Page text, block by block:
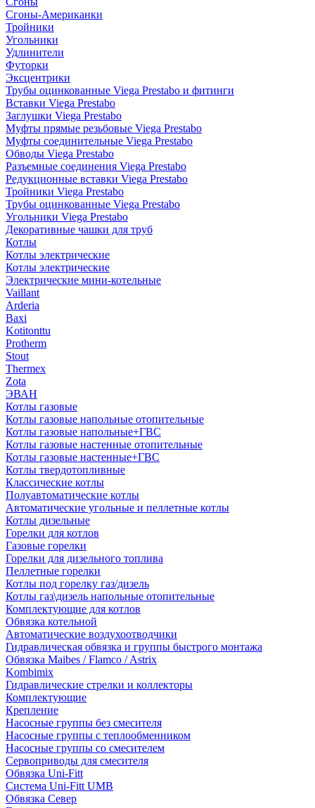
Сгоны-Американки
Тройники
Угольники
Удлинители
Футорки
Эксцентрики
Трубы оцинкованные Viega Prestabo и фитинги
Вставки Viega Prestabo
Заглушки Viega Prestabo
Муфты прямые резьбовые Viega Prestabo
Муфты соединительные Viega Prestabo
Обводы Viega Prestabo
Разъемные соединения Viega Prestabo
Редукционные вставки Viega Prestabo
Тройники Viega Prestabo
Трубы оцинкованные Viega Prestabo
Угольники Viega Prestabo
Декоративные чашки для труб
Котлы
Котлы электрические
Котлы электрические
Электрические мини-котельные
Vaillant
Arderia
Baxi
Kotitonttu
Protherm
Stout
Thermex
Zota
ЭВАН
Котлы газовые
Котлы газовые напольные отопительные
Котлы газовые напольные+ГВС
Котлы газовые настенные отопительные
Котлы газовые настенные+ГВС
Котлы твердотопливные
Классические котлы
Полуавтоматические котлы
Автоматические угольные и пеллетные котлы
Котлы дизельные
Горелки для котлов
Газовые горелки
Горелки для дизельного топлива
Пеллетные горелки
Котлы под горелку газ/дизель
Котлы газ\дизель напольные отопительные
Комплектующие для котлов
Обвязка котельной
Автоматические воздухоотводчики
Гидравлическая обвязка и группы быстрого монтажа
Обвязка Maibes / Flamco / Astrix
Kombimix
Гидравлические стрелки и коллекторы
Комплектующие
Крепление
Насосные группы без смесителя
Насосные группы с теплообменником
Насосные группы со смесителем
Сервоприводы для смесителя
Обвязка Uni-Fitt
Система Uni-Fitt UMB
Обвязка Север